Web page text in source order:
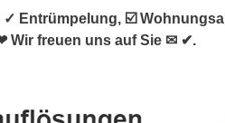
Entrümpelung, ☑️
Wir freuen uns auf Sie ✉ ✔.